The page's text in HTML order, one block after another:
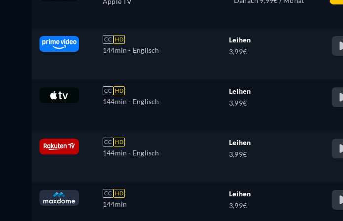
CC HD
144min - Englisch
Leihen
3,99€
CC HD
144min - Englisch
Leihen
3,99€
CC HD
144min - Englisch
Leihen
3,99€
CC HD
144min
Leihen
3,99€